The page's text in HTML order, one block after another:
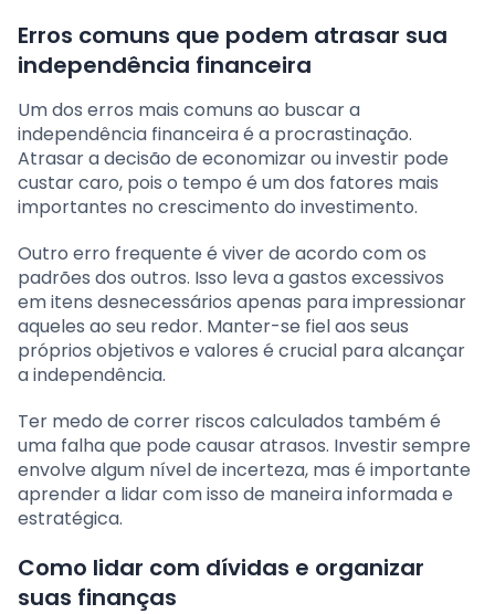
Erros comuns que podem atrasar sua
independência financeira
Um dos erros mais comuns ao buscar a
independência financeira é a procrastinação.
Atrasar a decisão de economizar ou investir pode
custar caro, pois o tempo é um dos fatores mais
importantes no crescimento do investimento.
Outro erro frequente é viver de acordo com os
padrões dos outros. Isso leva a gastos excessivos
em itens desnecessários apenas para impressionar
aqueles ao seu redor. Manter-se fiel aos seus
próprios objetivos e valores é crucial para alcançar
a independência.
Ter medo de correr riscos calculados também é
uma falha que pode causar atrasos. Investir sempre
envolve algum nível de incerteza, mas é importante
aprender a lidar com isso de maneira informada e
estratégica.
Como lidar com dívidas e organizar
suas finanças